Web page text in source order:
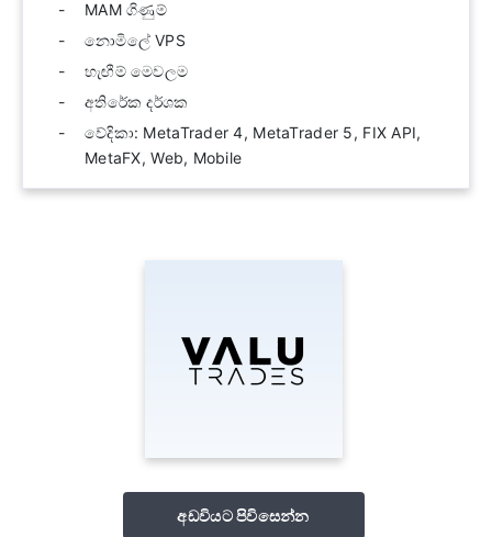
MAM ගිණුම්
නොමිලේ VPS
හැඟීම් මෙවලම
අතිරේක දර්ශක
වේදිකා: MetaTrader 4, MetaTrader 5, FIX API,
MetaFX, Web, Mobile
අඩවියට පිවිසෙන්න